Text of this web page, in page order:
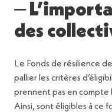
⏤
des
Le Fonds de résilience
pallier les critères
prennent pas en compte
Ainsi, sont éligibles à ce